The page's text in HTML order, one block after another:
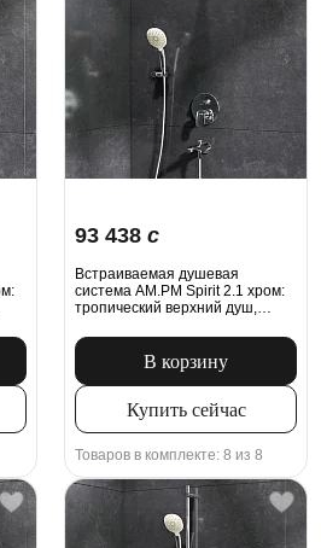
93 438 c
Встраиваемая душевая
система AM.PM Spirit 2.1 хром:
тропический верхний душ,
модуль MultiDock
В корзину
Купить сейчас
Товаров в комплекте: 8 из 8